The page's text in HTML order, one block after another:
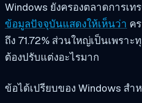
Windows ยังครองตลาดการเ
ข้อมูลปัจจุบันแสดงให้เห็นว่า ค
ถึง 71.72% ส่วนใหญ่เป็นเพรา
ต้องปรับแต่งอะไรมาก
ข้อได้เปรียบของ Windows ส